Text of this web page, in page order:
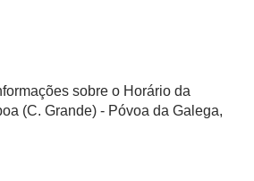
sobre o Horário da
(C. Grande) - Póvoa da Galega,